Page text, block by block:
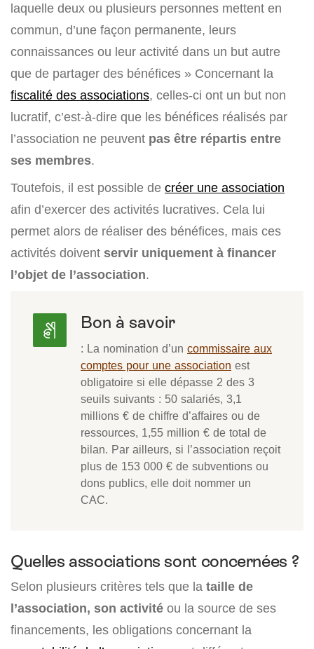
laquelle deux ou plusieurs personnes mettent en
commun, d’une façon permanente, leurs
connaissances ou leur activité dans un but autre
que de partager des bénéfices » Concernant la
fiscalité des associations, celles-ci ont un but non
lucratif, c’est-à-dire que les bénéfices réalisés par
l’association ne peuvent pas être répartis entre
ses membres.
Toutefois, il est possible de créer une association
afin d’exercer des activités lucratives. Cela lui
permet alors de réaliser des bénéfices, mais ces
activités doivent servir uniquement à financer
l’objet de l’association.
Bon à savoir
: La nomination d’un commissaire aux
comptes pour une association est
obligatoire si elle dépasse 2 des 3
seuils suivants : 50 salariés, 3,1
millions € de chiffre d’affaires ou de
ressources, 1,55 million € de total de
bilan. Par ailleurs, si l’association reçoit
plus de 153 000 € de subventions ou
dons publics, elle doit nommer un
CAC.
Quelles associations sont concernées ?
Selon plusieurs critères tels que la taille de
l’association, son activité ou la source de ses
financements, les obligations concernant la